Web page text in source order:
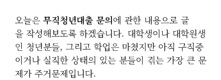
오늘은무직청년대출 문의에 관한 내용으로 글
을 작성해보도록 하겠습니다. 대학생이나 대학원생
인 청년분들, 그리고 학업은 마쳤지만 아직 구직중
이거나 실직한 상태의 있는 분들이 겪는 가장 큰 문
제가 주거문제입니다.